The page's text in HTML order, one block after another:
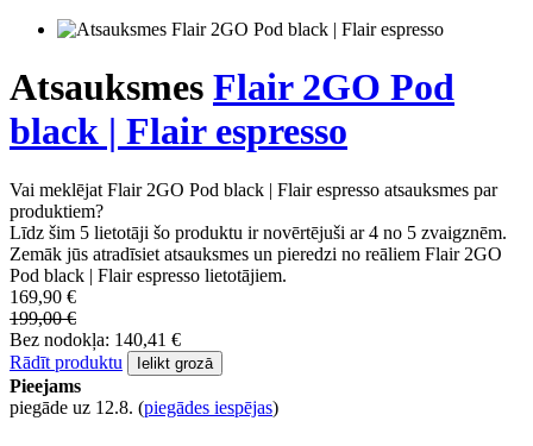
Atsauksmes Flair 2GO Pod
black | Flair espresso
Vai meklējat Flair 2GO Pod black | Flair espresso atsauksmes par
produktiem?
Līdz šim 5 lietotāji šo produktu ir novērtējuši ar 4 no 5 zvaigznēm.
Zemāk jūs atradīsiet atsauksmes un pieredzi no reāliem Flair 2GO
Pod black | Flair espresso lietotājiem.
169,90 €
199,00 €
Bez nodokļa: 140,41 €
Rādīt produktu
Ielikt grozā
Pieejams
piegāde uz 12.8. (piegādes iespējas)